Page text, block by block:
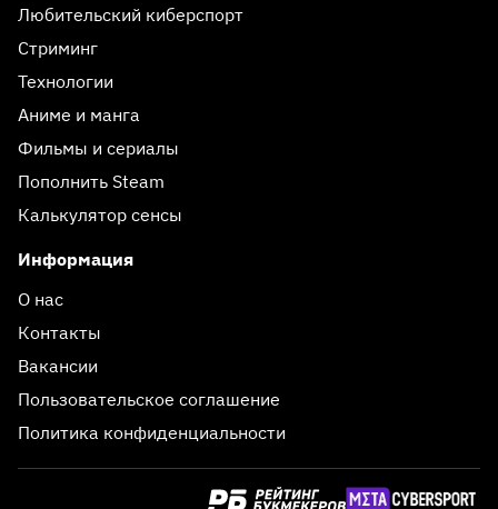
Любительский киберспорт
Стриминг
Технологии
Аниме и манга
Фильмы и сериалы
Пополнить Steam
Калькулятор сенсы
Информация
О нас
Контакты
Вакансии
Пользовательское соглашение
Политика конфиденциальности